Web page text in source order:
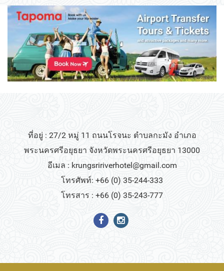
ที่อยู่ : 27/2 หมู่ 11 ถนนโรจนะ ตำบลกะมัง อำเภอ
พระนครศรีอยุธยา จังหวัดพระนครศรีอยุธยา 13000
อีเมล : krungsririverhotel@gmail.com
โทรศัพท์: +66 (0) 35-244-333
โทรสาร : +66 (0) 35-243-777